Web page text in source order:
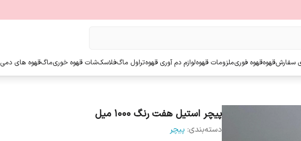
سفارشقهوهقهوه فوریملزومات قهوهلوازم دم آوری قهوهتراول ماگفلاسکشات قهوه خوریماگقهوه های دمی
پیچر استیل هفت رنگ ۱۰۰۰ میل
دسته‌بندی: پیچر